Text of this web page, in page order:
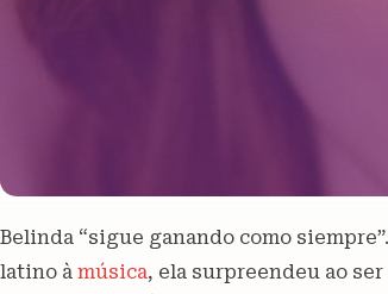
Belinda “sigue ganando como
latino à música, ela surpreendeu ao